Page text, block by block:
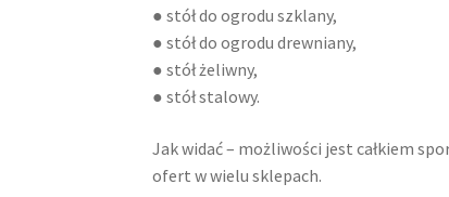
● stół do ogrodu szklany,
● stół do ogrodu drewniany,
● stół żeliwny,
● stół stalowy.
Jak widać – możliwości jest całkiem
ofert w wielu sklepach.